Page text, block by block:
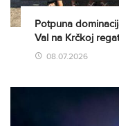
Potpuna
Val na Krčkoj
08.07.2026